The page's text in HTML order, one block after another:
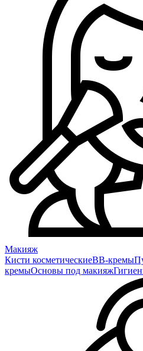
Макияж
Кисти косметическиеBB-кремы
кремыОсновы под макияж